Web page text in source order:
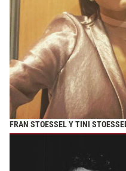
FRAN STOESSEL Y TINI